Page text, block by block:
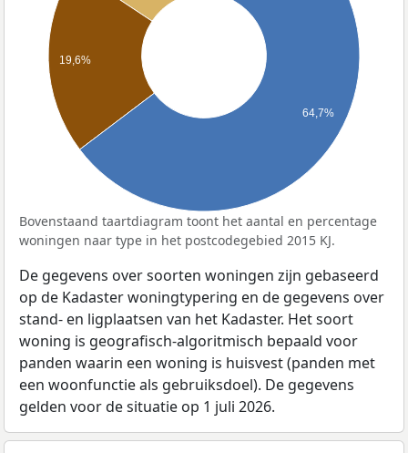
19,6%
64,7%
Bovenstaand taartdiagram toont het aantal en percentage
woningen naar type in het postcodegebied 2015 KJ.
De gegevens over soorten woningen zijn gebaseerd
op de Kadaster woningtypering en de gegevens over
stand- en ligplaatsen van het Kadaster. Het soort
woning is geografisch-algoritmisch bepaald voor
panden waarin een woning is huisvest (panden met
een woonfunctie als gebruiksdoel). De gegevens
gelden voor de situatie op 1 juli 2026.